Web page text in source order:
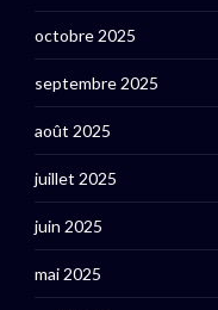
octobre 2025
septembre 2025
août 2025
juillet 2025
juin 2025
mai 2025